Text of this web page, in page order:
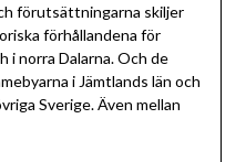
förutsättningarna skiljer
förhållandena för
i norra Dalarna. Och de
i Jämtlands län och
Sverige. Även mellan